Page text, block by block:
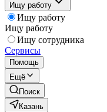
Ищу работу
Ищу работу
Ищу работу
Ищу сотрудника
Сервисы
Помощь
Ещё
Поиск
Казань